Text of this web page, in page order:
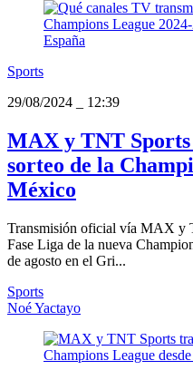
Sports
29/08/2024
12:39
MAX y TNT
sorteo de la
México
Transmisión oficial vía MAX y
Fase Liga de la nueva
de agosto en el Gri...
Sports
Noé Yactayo